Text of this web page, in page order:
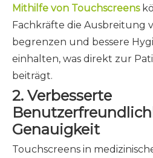
Mithilfe von Touchscreens
Fachkräfte die Ausbreitung
begrenzen und bessere
einhalten, was direkt zur
beiträgt.
2. Verbesserte
Genauigkeit
Touchscreens in